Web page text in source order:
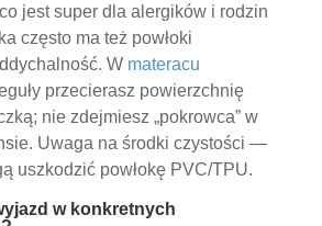
jest super dla alergików i rodzin
często ma też powłoki
W materacu
przecierasz powierzchnię
nie zdejmiesz „pokrowca” w
Uwaga na środki czystości —
uszkodzić powłokę PVC/TPU.
w konkretnych